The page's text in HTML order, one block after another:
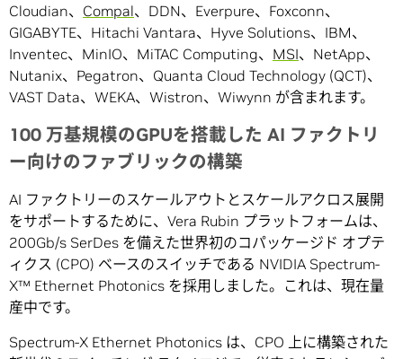
Cloudian、 Compal、DDN、Everpure、Foxconn、
GIGABYTE、Hitachi Vantara、Hyve Solutions、IBM、
Inventec、MinIO、MiTAC Computing、 MSI、NetApp、
Nutanix、Pegatron、Quanta Cloud Technology (QCT)、
VAST Data、WEKA、Wistron、Wiwynn が含まれます。
100 万基規模のGPUを搭載した AI ファクトリ
ー向けのファブリックの構築
AI ファクトリーのスケールアウトとスケールアクロス展開
をサポートするために、Vera Rubin プラットフォームは、
200Gb/s SerDes を備えた世界初のコパッケージド オプテ
ィクス (CPO) ベースのスイッチである NVIDIA Spectrum-
X™ Ethernet Photonics を採用しました。これは、現在量
産中です。
Spectrum-X Ethernet Photonics は、CPO 上に構築された